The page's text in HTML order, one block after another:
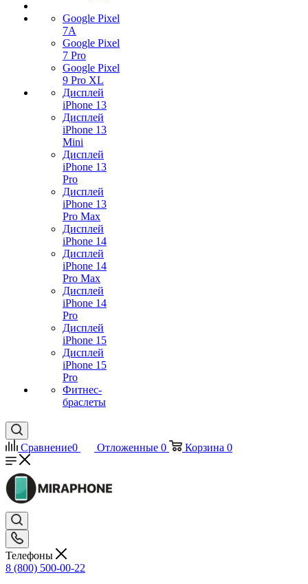
Google Pixel
7А
Google Pixel
7 Pro
Google Pixel
9 Pro XL
Дисплей
iPhone 13
Дисплей
iPhone 13
Mini
Дисплей
iPhone 13
Pro
Дисплей
iPhone 13
Pro Max
Дисплей
iPhone 14
Дисплей
iPhone 14
Pro Max
Дисплей
iPhone 14
Pro
Дисплей
iPhone 15
Дисплей
iPhone 15
Pro
Фитнес-
браслеты
Сравнение0 Отложенные 0 Корзина 0
Телефоны
8 (800) 500-00-22